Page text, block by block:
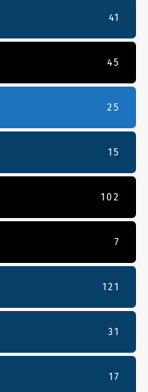
41
45
25
15
102
7
121
31
17